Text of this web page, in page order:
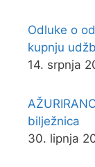
Odluke o
kupnju
14. srpnja
bilježnica
30. lipnja